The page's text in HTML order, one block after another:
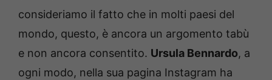
consideriamo il fatto che in molti paesi del
mondo, questo, è ancora un argomento tabù
e non ancora consentito. Ursula Bennardo, a
ogni modo, nella sua pagina Instagram ha